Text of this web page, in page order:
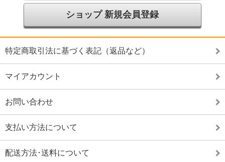
ショップ 新規会員登録
特定商取引法に基づく表記（返品など）
マイアカウント
お問い合わせ
支払い方法について
配送方法･送料について